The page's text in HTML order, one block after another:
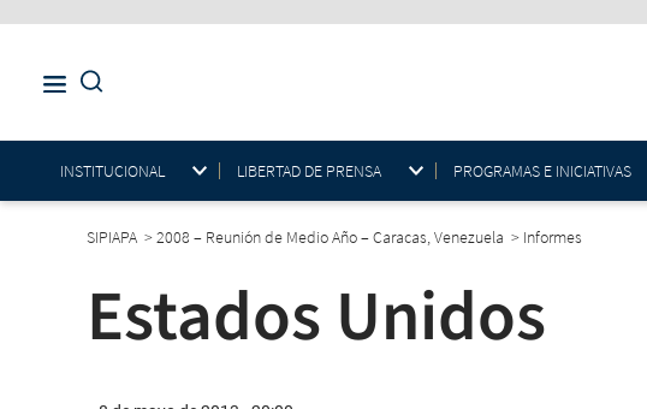
INSTITUCIONAL LIBERTAD DE PRENSA PROGRAMAS E INICIATIVAS
SIPIAPA >2008 – Reunión de Medio Año – Caracas, Venezuela > Informes
Estados Unidos